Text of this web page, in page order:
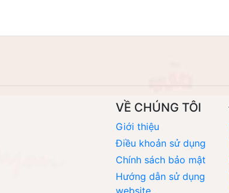
VỀ CHÚNG TÔI
Giới thiệu
Điều khoản sử dụng
Chính sách bảo mật
Hướng dẫn sử dụng
website